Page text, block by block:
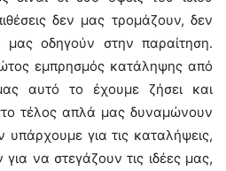
δεν μας τρομάζουν, δεν
μας οδηγούν στην παραίτηση.
εμπρησμός κατάληψης από
αυτό το έχουμε ζήσει και
τέλος απλά μας δυναμώνουν
υπάρχουμε για τις καταλήψεις,
να στεγάζουν τις ιδέες μας,